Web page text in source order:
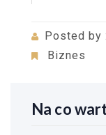
Posted by :
Biznes
Na co